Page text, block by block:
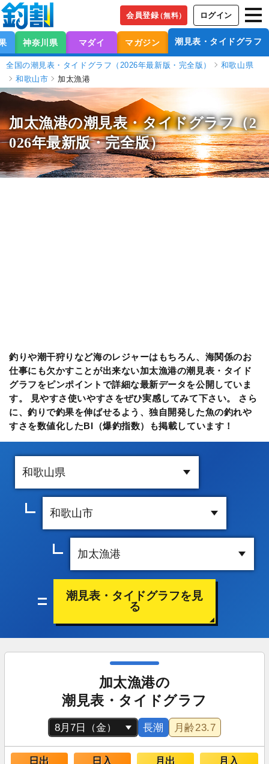
会員登録（無料） ログイン
神奈川県 マダイ マガジン 潮見表・タイドグラフ
全国の潮見表・タイドグラフ（2026年最新版・完全版）
和歌山県
和歌山市
加太漁港
加太漁港の潮見表・タイドグラフ（2
026年最新版・完全版）
釣りや潮干狩りなど海のレジャーはもちろん、海関係のお
仕事にも欠かすことが出来ない加太漁港の潮見表・タイド
グラフをピンポイントで詳細な最新データを公開していま
す。 見やすさ使いやすさをぜひ実感してみて下さい。 さら
に、釣りで釣果を伸ばせるよう、独自開発した魚の釣れや
すさを数値化したBI（爆釣指数）も掲載しています！
潮見表・タイドグラフを見
る
加太漁港の
潮見表・タイドグラフ
長潮 月齢23.7
日出 日入 月出 月入